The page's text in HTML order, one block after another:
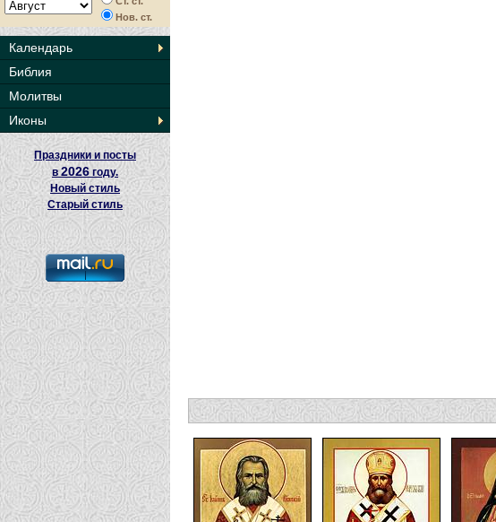
Нов. ст.
Календарь
Библия
Молитвы
Иконы
Праздники и посты
в2026 году.
Новый стиль
Старый стиль